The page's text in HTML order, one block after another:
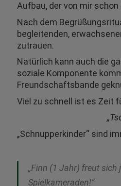
Aufbau, der von mir
Nach dem
begleitenden,
zutrauen.
Natürlich kann auch die
soziale Komponente
Freundschaftsbande
Viel zu schnell ist es Zeit
„Schnupperkinder“ sind
„Finn (1 Jahr) freut sich
Spielkameraden!“